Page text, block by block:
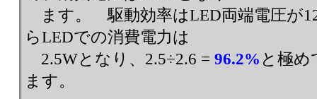
ます。 駆動効率はLED両端電圧が
らLEDでの消費電力は
2.5Wとなり、2.5÷2.6 = 96.2% と極め
ます。